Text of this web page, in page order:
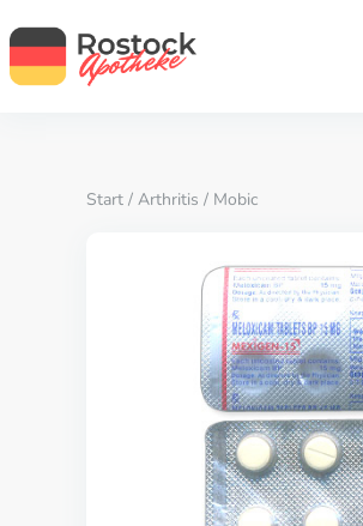
Start / Arthritis / Mobic